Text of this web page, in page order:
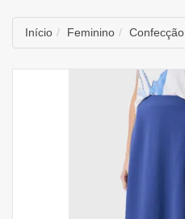
Início Feminino Confecção